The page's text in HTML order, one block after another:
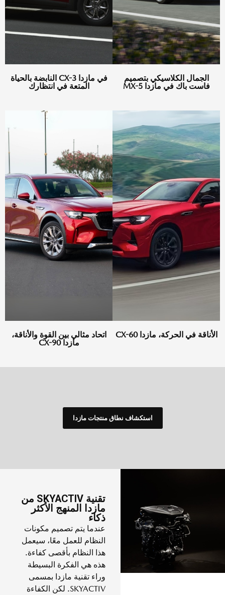
الجمال الكلاسيكي بتصميم
فاست باك في مازدا MX-5
في مازدا CX-3 النابضة بالحياة
المتعة في انتظارك
الأناقة في الحركة، مازدا CX-60
اتحاد مثالي بين القوة والأناقة،
مازدا CX-90
استكشاف نطاق منتجات مازدا
تقنية SKYACTIV من
مازدا المنهج الأكثر
ذكاء
عندما يتم تصميم مكونات
النظام للعمل معًا، سيعمل
هذا النظام بأقصى كفاءة.
هذه هي الفكرة البسيطة
وراء تقنية مازدا بمسمى
SKYACTIV. لكن الكفاءة